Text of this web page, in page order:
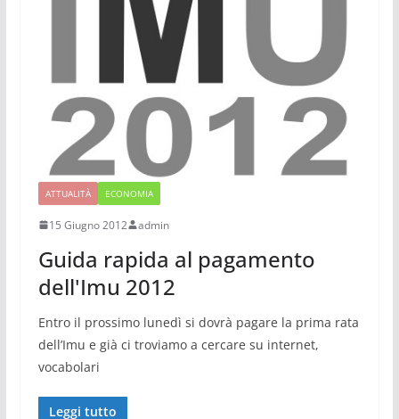
ATTUALITÀ ECONOMIA
15 Giugno 2012 admin
Guida rapida al pagamento
dell'Imu 2012
Entro il prossimo lunedì si dovrà pagare la prima rata
dell’Imu e già ci troviamo a cercare su internet,
vocabolari
Leggi tutto